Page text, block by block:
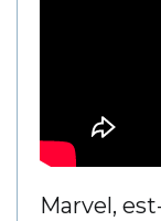
Marvel,